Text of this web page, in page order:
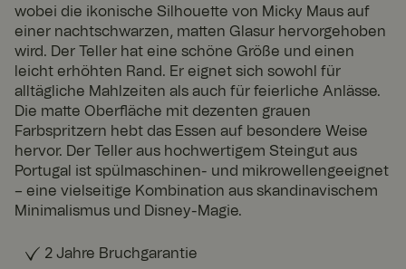
wobei die ikonische Silhouette von Micky Maus auf
einer nachtschwarzen, matten Glasur hervorgehoben
wird. Der Teller hat eine schöne Größe und einen
leicht erhöhten Rand. Er eignet sich sowohl für
alltägliche Mahlzeiten als auch für feierliche Anlässe.
Die matte Oberfläche mit dezenten grauen
Farbspritzern hebt das Essen auf besondere Weise
hervor. Der Teller aus hochwertigem Steingut aus
Portugal ist spülmaschinen- und mikrowellengeeignet
– eine vielseitige Kombination aus skandinavischem
Minimalismus und Disney-Magie.
2 Jahre Bruchgarantie